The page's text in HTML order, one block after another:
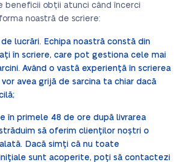
beneficii obții atunci când încerci
noastră de scriere:
lucrări. Echipa noastră constă din
în scriere, care pot gestiona cele mai
Având o vastă experiență în scrierea
avea grijă de sarcina ta chiar dacă
în primele 48 de ore după livrarea
să oferim clienților noștri o
Dacă simți că nu toate
sunt acoperite, poți să contactezi